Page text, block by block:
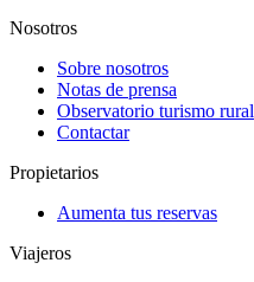
Nosotros
Sobre nosotros
Notas de prensa
Observatorio turismo rural
Contactar
Propietarios
Aumenta tus reservas
Viajeros